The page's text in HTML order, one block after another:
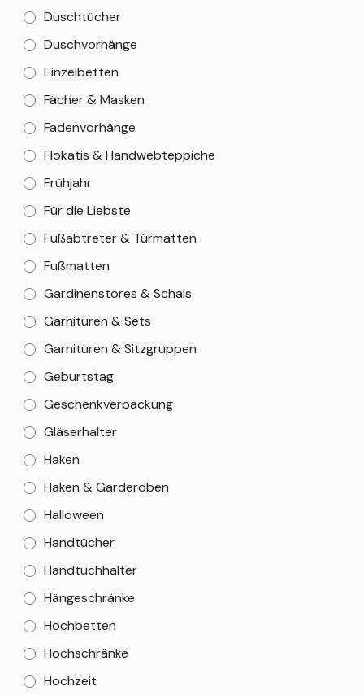
Duschtücher
Duschvorhänge
Einzelbetten
Fächer & Masken
Fadenvorhänge
Flokatis & Handwebteppiche
Frühjahr
Für die Liebste
Fußabtreter & Türmatten
Fußmatten
Gardinenstores & Schals
Garnituren & Sets
Garnituren & Sitzgruppen
Geburtstag
Geschenkverpackung
Gläserhalter
Haken
Haken & Garderoben
Halloween
Handtücher
Handtuchhalter
Hängeschränke
Hochbetten
Hochschränke
Hochzeit